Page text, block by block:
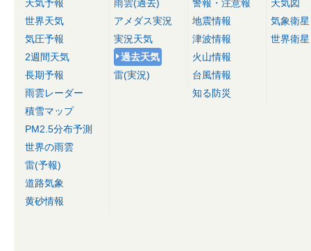
天気予報
世界天気
気圧予報
2週間天気
長期予報
雨雲レーダー
積雪マップ
PM2.5分布予測
世界の雨雲
雷(予報)
道路気象
黄砂情報
雨雲(過去)
アメダス実況
実況天気
過去天気
雷(実況)
警報・注意報
地震情報
津波情報
火山情報
台風情報
知る防災
天気図
気象衛星
世界衛星